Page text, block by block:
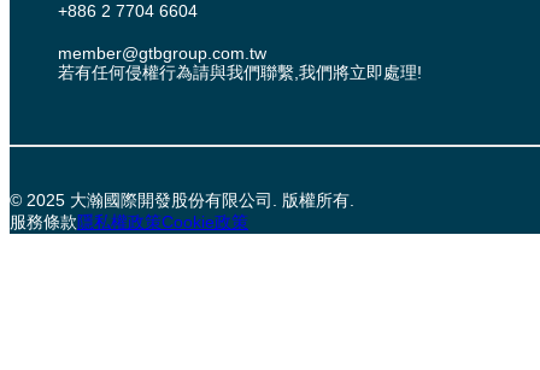
+886 2 7704 6604
member@gtbgroup.com.tw
若有任何侵權行為請與我們聯繫,我們將立即處理!
© 2025 大瀚國際開發股份有限公司. 版權所有.
服務條款隱私權政策Cookie政策